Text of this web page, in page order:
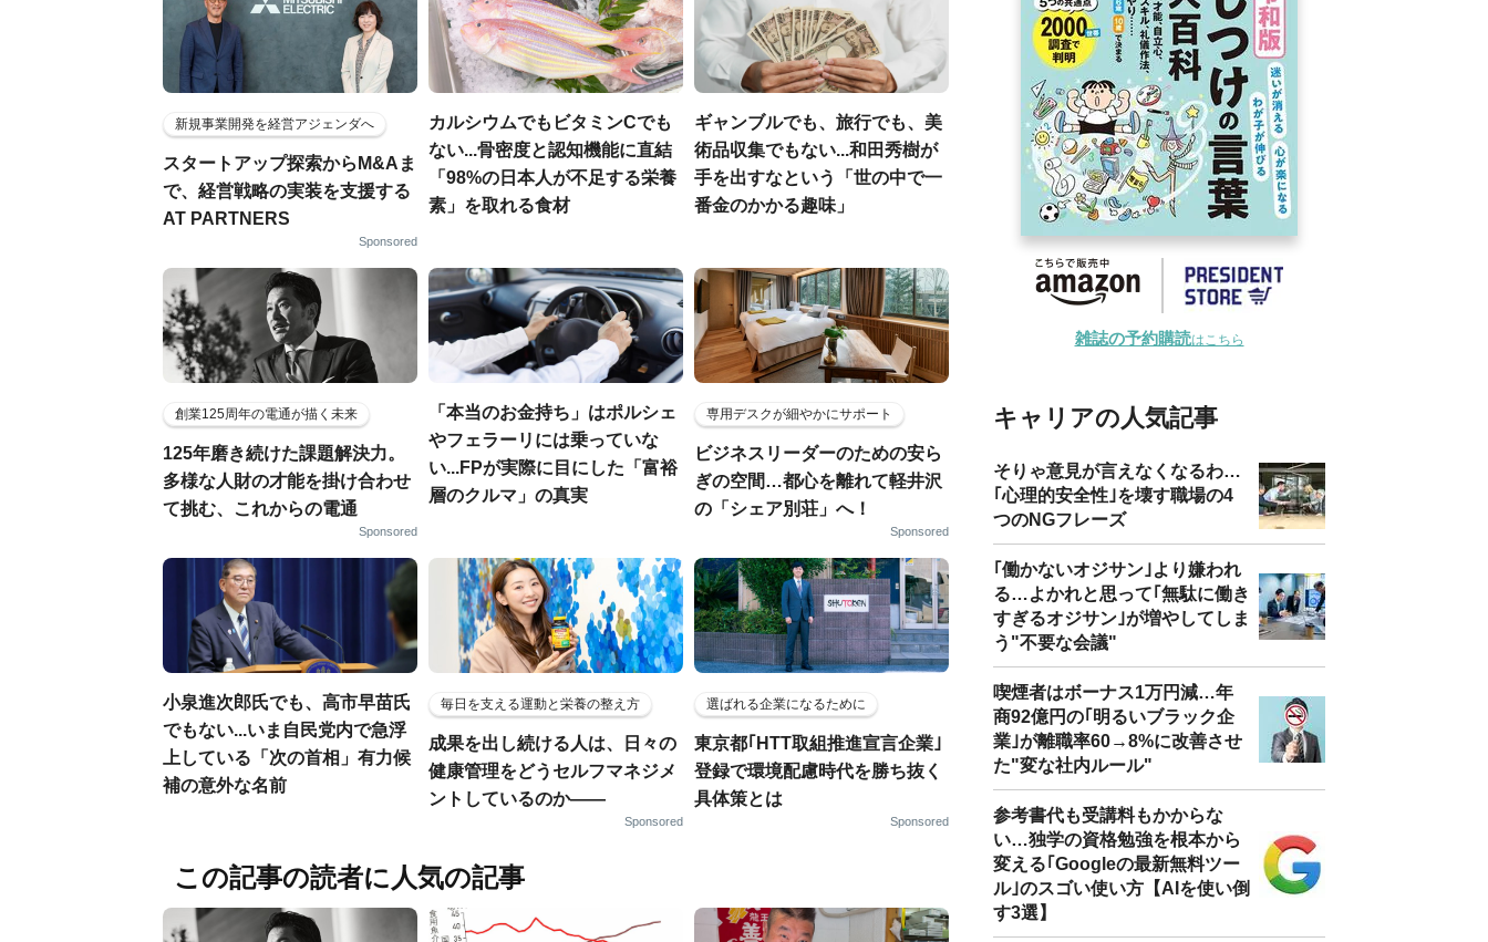
新規事業開発を経営アジェンダへ
スタートアップ探索からM&Aま
で、経営戦略の実装を支援する
AT PARTNERS
Sponsored
カルシウムでもビタミンCでも
ない...骨密度と認知機能に直結
「98%の日本人が不足する栄養
素」を取れる食材
ギャンブルでも、旅行でも、美
術品収集でもない...和田秀樹が
手を出すなという「世の中で一
番金のかかる趣味」
創業125周年の電通が描く未来
125年磨き続けた課題解決力。
多様な人財の才能を掛け合わせ
て挑む、これからの電通
Sponsored
「本当のお金持ち」はポルシェ
やフェラーリには乗っていな
い...FPが実際に目にした「富裕
層のクルマ」の真実
専用デスクが細やかにサポート
ビジネスリーダーのための安ら
ぎの空間…都心を離れて軽井沢
の「シェア別荘」へ！
Sponsored
小泉進次郎氏でも、高市早苗氏
でもない...いま自民党内で急浮
上している「次の首相」有力候
補の意外な名前
毎日を支える運動と栄養の整え方
成果を出し続ける人は、日々の
健康管理をどうセルフマネジメ
ントしているのか——
Sponsored
選ばれる企業になるために
東京都｢HTT取組推進宣言企業｣
登録で環境配慮時代を勝ち抜く
具体策とは
Sponsored
この記事の読者に人気の記事
雑誌の予約購読はこちら
キャリアの人気記事
そりゃ意見が言えなくなるわ…
｢心理的安全性｣を壊す職場の4
つのNGフレーズ
｢働かないオジサン｣より嫌われ
る…よかれと思って｢無駄に働き
すぎるオジサン｣が増やしてしま
う"不要な会議"
喫煙者はボーナス1万円減…年
商92億円の｢明るいブラック企
業｣が離職率60→8%に改善させ
た"変な社内ルール"
参考書代も受講料もかからな
い…独学の資格勉強を根本から
変える｢Googleの最新無料ツー
ル｣のスゴい使い方【AIを使い倒
す3選】